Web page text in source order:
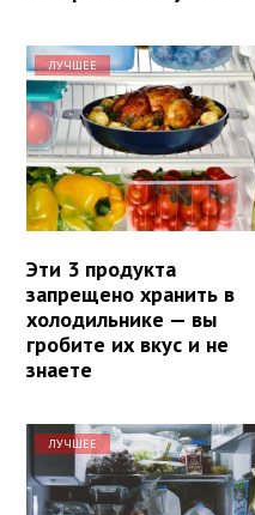
ЛУЧШЕЕ
Эти 3 продукта
запрещено хранить в
холодильнике — вы
гробите их вкус и не
знаете
ЛУЧШЕЕ